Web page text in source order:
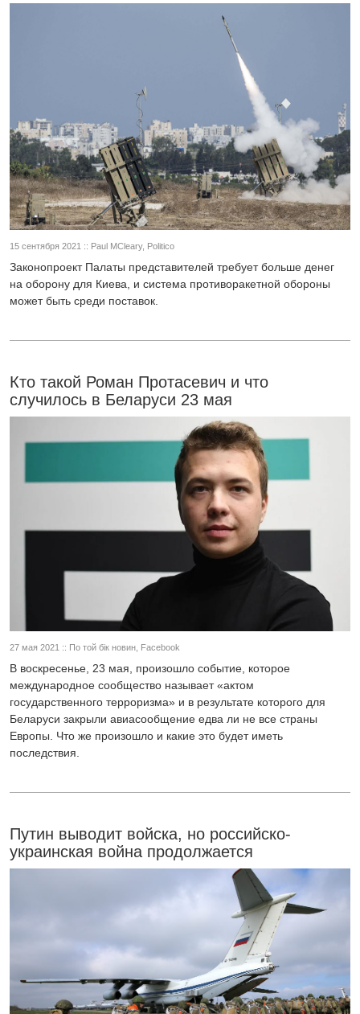
15 сентября 2021 :: Paul MCleary, Politico
Законопроект Палаты представителей требует больше денег
на оборону для Киева, и система противоракетной обороны
может быть среди поставок.
Кто такой Роман Протасевич и что
случилось в Беларуси 23 мая
27 мая 2021 :: По той бік новин, Facebook
В воскресенье, 23 мая, произошло событие, которое
международное сообщество называет «актом
государственного терроризма» и в результате которого для
Беларуси закрыли авиасообщение едва ли не все страны
Европы. Что же произошло и какие это будет иметь
последствия.
Путин выводит войска, но российско-
украинская война продолжается